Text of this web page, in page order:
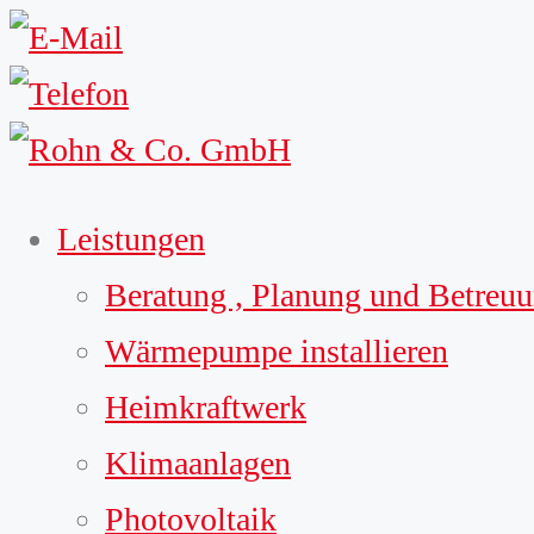
Leistungen
Beratung , Planung und
Wärmepumpe installieren
Heimkraftwerk
Klimaanlagen
Photovoltaik